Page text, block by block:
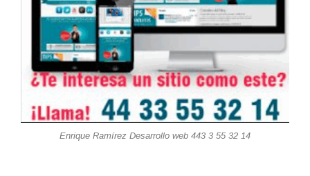
Enrique Ramírez Desarrollo web 443 3 55 32 14